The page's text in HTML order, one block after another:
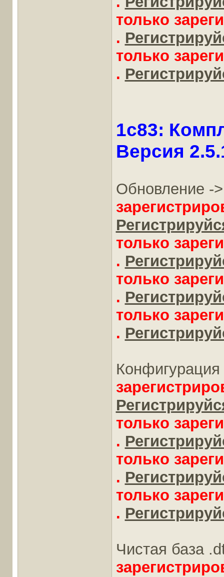
только
.
только
.
1с83:
Версия
Обновление -
только
.
только
.
только
.
только
.
только
.
только
.
Чистая база